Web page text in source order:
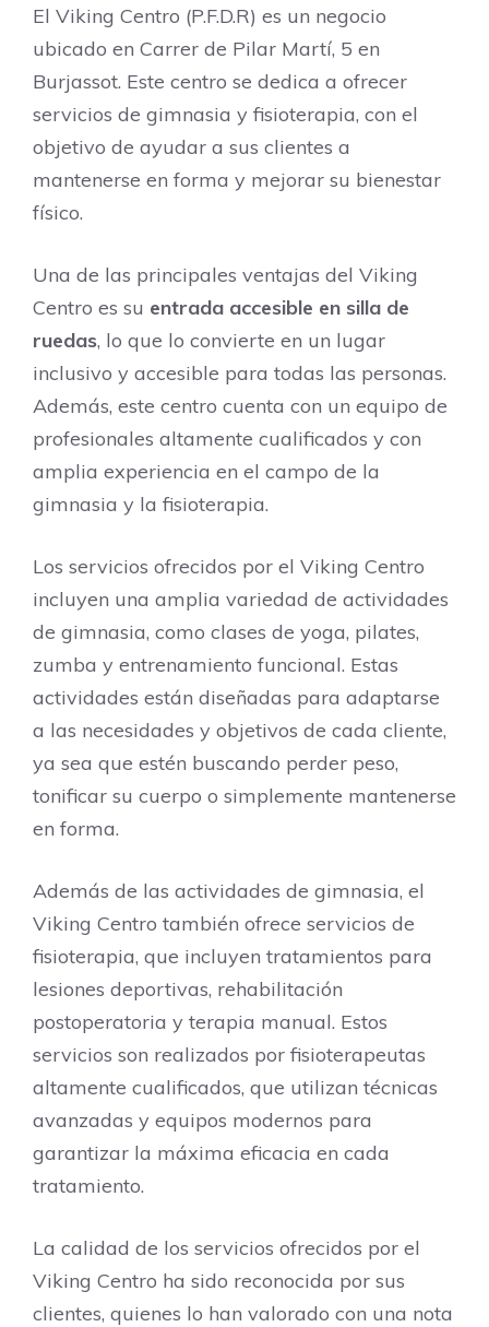
El Viking Centro (P.F.D.R) es un negocio
ubicado en Carrer de Pilar Martí, 5 en
Burjassot. Este centro se dedica a ofrecer
servicios de gimnasia y fisioterapia, con el
objetivo de ayudar a sus clientes a
mantenerse en forma y mejorar su bienestar
físico.
Una de las principales ventajas del Viking
Centro es su entrada accesible en silla de
ruedas, lo que lo convierte en un lugar
inclusivo y accesible para todas las personas.
Además, este centro cuenta con un equipo de
profesionales altamente cualificados y con
amplia experiencia en el campo de la
gimnasia y la fisioterapia.
Los servicios ofrecidos por el Viking Centro
incluyen una amplia variedad de actividades
de gimnasia, como clases de yoga, pilates,
zumba y entrenamiento funcional. Estas
actividades están diseñadas para adaptarse
a las necesidades y objetivos de cada cliente,
ya sea que estén buscando perder peso,
tonificar su cuerpo o simplemente mantenerse
en forma.
Además de las actividades de gimnasia, el
Viking Centro también ofrece servicios de
fisioterapia, que incluyen tratamientos para
lesiones deportivas, rehabilitación
postoperatoria y terapia manual. Estos
servicios son realizados por fisioterapeutas
altamente cualificados, que utilizan técnicas
avanzadas y equipos modernos para
garantizar la máxima eficacia en cada
tratamiento.
La calidad de los servicios ofrecidos por el
Viking Centro ha sido reconocida por sus
clientes, quienes lo han valorado con una nota